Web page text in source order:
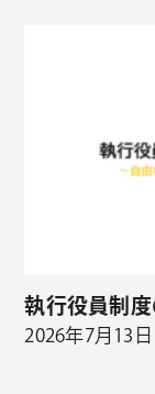
執行役員制
2026年7月13日